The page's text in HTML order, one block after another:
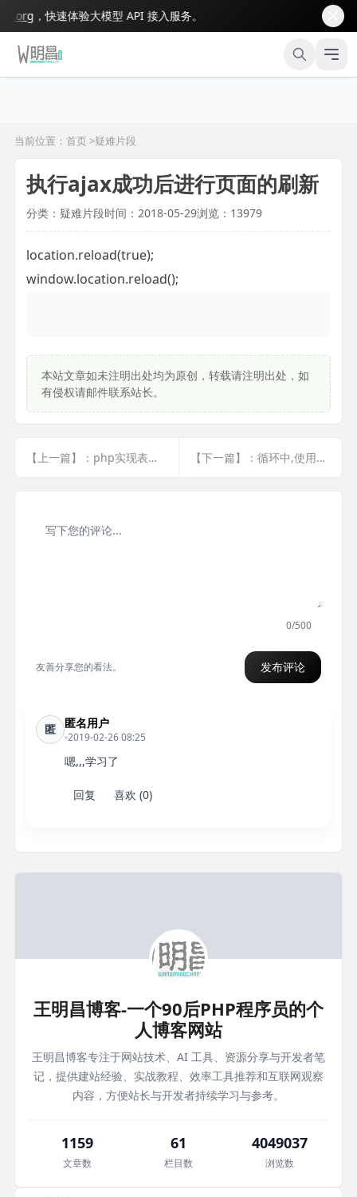
，快速体验大模型 API 接入服务。
当前位置：首页 >疑难片段
执行ajax成功后进行页面的刷新
分类：疑难片段时间：2018-05-29浏览：13979
location.reload(true);
window.location.reload();
本站文章如未注明出处均为原创，转载请注明出处，如
有侵权请邮件联系站长。
【上一篇】：php实现表单提交后保留上一次提交的值 【下一篇】：循环中,使用ajax只能取到第一个的id,其他取不到
0/500
友善分享您的看法。 发布评论
匿 匿名用户
2019-02-26 08:25
嗯,,,学习了
回复 喜欢 (0)
王明昌博客-一个90后PHP程序员的个
人博客网站
王明昌博客专注于网站技术、AI 工具、资源分享与开发者笔
记，提供建站经验、实战教程、效率工具推荐和互联网观察
内容，方便站长与开发者持续学习与参考。
1159
文章数
61
栏目数
4049037
浏览数